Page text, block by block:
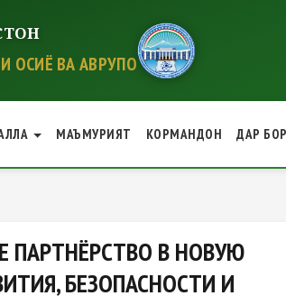
ОСИЁ ВА АВРУПО
МАЪМУРИЯТ КОРМАНДОН ДАР
В
ПАРТНЁРСТВО В НОВУЮ
БЕЗОПАСНОСТИ И